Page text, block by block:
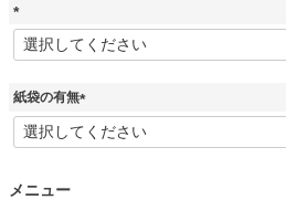
(
必
)紙袋の有無
(
必
メニュー